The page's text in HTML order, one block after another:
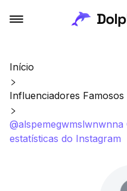
Início
Influenciadores Famosos
estatísticas do Instagram